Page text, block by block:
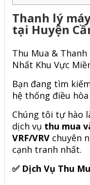
Thanh lý
tại Huyện
Thu Mua & Thanh
Nhất Khu Vực
Bạn đang tìm
hệ thống điều
Chúng tôi tự hào
dịch vụ thu mua
VRF/VRV chuyên
cạnh tranh nhất.
✅ Dịch Vụ Thu